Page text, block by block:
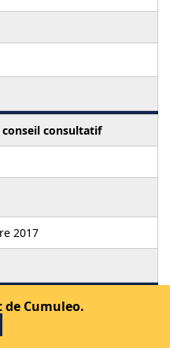
consultatif
2017
Halen VZW
de Cumuleo.